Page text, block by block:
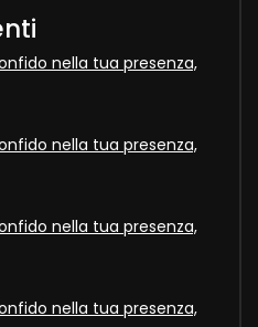
nella tua presenza,
nella tua presenza,
nella tua presenza,
nella tua presenza,